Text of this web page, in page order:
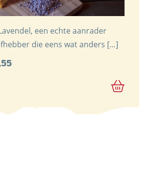
een echte aanrader
die eens wat anders […]
Prijsklasse: